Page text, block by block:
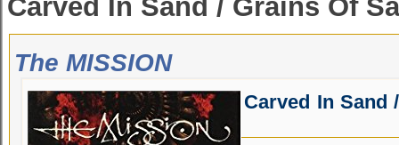
Carved In Sand / Grains Of
The MISSION
Carved In Sand